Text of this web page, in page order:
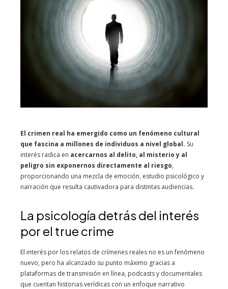
El crimen real ha emergido como un fenómeno cultural
que fascina a millones de individuos a nivel global. Su
interés radica en acercarnos al delito, al misterio y al
peligro sin exponernos directamente al riesgo,
proporcionando una mezcla de emoción, estudio psicológico y
narración que resulta cautivadora para distintas audiencias.
La psicología detrás del interés
por el true crime
El interés por los relatos de crímenes reales no es un fenómeno
nuevo, pero ha alcanzado su punto máximo gracias a
plataformas de transmisión en línea, podcasts y documentales
que cuentan historias verídicas con un enfoque narrativo